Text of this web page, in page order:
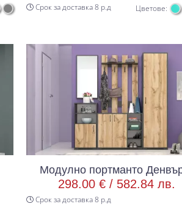
Срок за доставка 8 р.д Цветове:
Модулно портманто
298.00 € / 582.84 лв.
Срок за доставка 8 р.д